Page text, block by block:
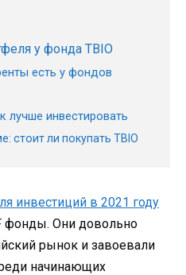
у фонда TBIO
есть у фондов
лучше инвестировать
стоит ли покупать TBIO
инвестиций в 2021 году
фонды. Они довольно
рынок и завоевали
начинающих